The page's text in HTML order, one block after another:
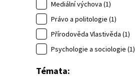
Mediální výchova (1)
Právo a politologie (1)
Přírodověda Vlastivěda (1)
Psychologie a sociologie (1)
Témata: